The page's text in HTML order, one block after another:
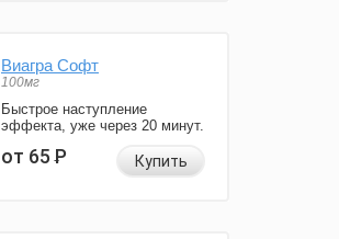
Виагра Софт
100мг
Быстрое наступление
эффекта, уже через 20 минут.
от 65Р Купить